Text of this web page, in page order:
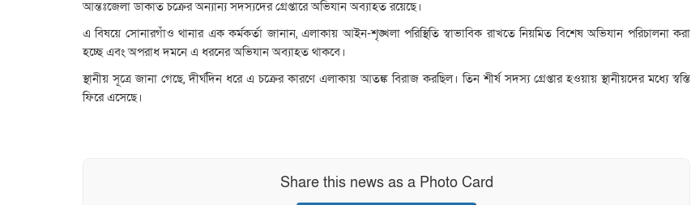
আন্তঃজেলা ডাকাত চক্রের অন্যান্য সদস্যদের গ্রেপ্তারে অভিযান অব্যাহত রয়েছে।
এ বিষয়ে সোনারগাঁও থানার এক কর্মকর্তা জানান, এলাকায় আইন-শৃঙ্খলা পরিস্থিতি স্বাভাবিক রাখতে নিয়মিত বিশেষ অভিযান পরিচালনা করা
হচ্ছে এবং অপরাধ দমনে এ ধরনের অভিযান অব্যাহত থাকবে।
স্থানীয় সূত্রে জানা গেছে, দীর্ঘদিন ধরে এ চক্রের কারণে এলাকায় আতঙ্ক বিরাজ করছিল। তিন শীর্ষ সদস্য গ্রেপ্তার হওয়ায় স্থানীয়দের মধ্যে স্বস্তি
ফিরে এসেছে।
Share this news as a Photo Card